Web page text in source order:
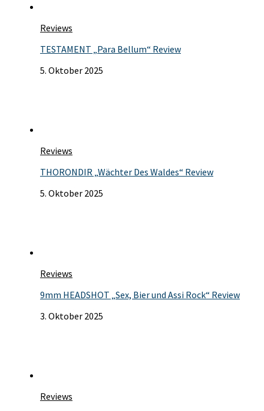
Reviews
TESTAMENT „Para Bellum“ Review
5. Oktober 2025
Reviews
THORONDIR „Wächter Des Waldes“ Review
5. Oktober 2025
Reviews
9mm HEADSHOT „Sex, Bier und Assi Rock“ Review
3. Oktober 2025
Reviews